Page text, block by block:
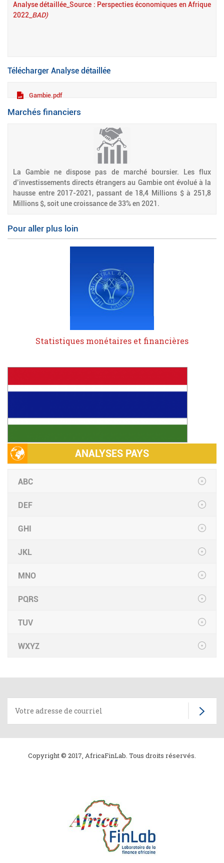
Analyse détaillée_Source : Perspecties économiques en Afrique
2022_ BAD)
Télécharger Analyse détaillée
Gambie.pdf
Marchés financiers
La Gambie ne dispose pas de marché boursier. Les flux
d’investissements directs étrangers au Gambie ont évolué à la
hausse entre 2017-2021, passant de 18,4 Millions $ à 251,8
Millions $, soit une croissance de 33% en 2021.
Pour aller plus loin
Statistiques monétaires et financières
ANALYSES PAYS
ABC
DEF
GHI
JKL
MNO
PQRS
TUV
WXYZ
Copyright © 2017, AfricaFinLab. Tous droits réservés.